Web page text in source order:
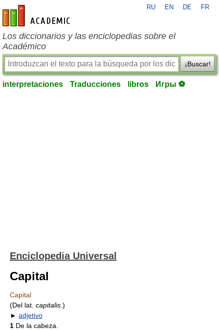
es-academic.com
RU EN DE FR
Los diccionarios y las enciclopedias sobre el
Académico
¡Buscar!
interpretaciones Traducciones libros Игры ⚽
Enciclopedia Universal
Capital
Capital
(Del lat. capitalis .)
► adjetivo
1 De la cabeza.